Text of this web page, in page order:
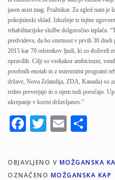
jasen asist mag. Pražnikar. Za zgled nam
pokojninski sklad. Izkušnje iz tujine
rehabilitacijske službe dolgoročno izplača.
predvideva, da bo smrtnost v prvih 30
2015 kar 70 odstotkov ljudi, ki so doživeli
opravilih. Cilji so vsekakor ambiciozni,
posebnih enotah in z ustreznimi programi
države, Nova Zelandija, ZDA, Kanada) so
redno preverjajo in o njem tudi poročajo.
ukrepanje v korist državljanov.”
Facebook
Twitter
Email
OBJAVLJENO V MOŽGANSKA
OZNAČENO MOŽGANSKA KAP